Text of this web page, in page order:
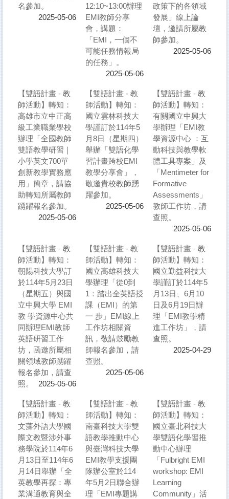
名參加。
2025-05-06
12:10~13:00辦理
EMI教師分享
會，講題：
「EMI，一個不
可能任務情報局
的任務」。
2025-05-06
政策下的各領域
發展」線上論
壇，邀請所屬教
師參加。
2025-05-06
【雙語計畫 - 教
師活動】轉知：
高雄市立中正高
級工業職業學校
辦理「全國教師
雙語教學研習｜
小學英文700單
創新教學實務應
用」簡章，請協
助轉知所屬教師
踴躍報名參加。
2025-05-06
【雙語計畫 - 教
師活動】轉知：
國立雲林科技大
學謹訂於114年5
月8日（星期四）
舉辦「雙語化學
習計畫跨校EMI
教學分享會」，
敬邀貴校教師踴
躍參加。
2025-05-06
【雙語計畫 - 教
師活動】轉知：
有關國立中興大
學辦理「EMI教
學資源中心 ：互
動科技與教學軟
體工具專案」及
「Mentimeter for
Formative
Assessments」
教師工作坊，請
查照。
2025-05-06
【雙語計畫 - 教
師活動】轉知：
朝陽科技大學訂
於114年5月23日
（星期五）與國
立中興大學 EMI
教 學資源中心共
同辦理EMI教師
英語研習工作
坊，函邀所屬相
關領域教師踴躍
報名參加，請查
照。
2025-05-06
【雙語計畫 - 教
師活動】轉知：
國立高雄科技大
學辦理「從0到
1：踏出全英語授
課（EMI）的第
一 步」EMI線上
工作坊相關資
訊，敬請鼓勵教
師報名參加，請
查照。
2025-05-06
【雙語計畫 - 教
師活動】轉知：
國立勤益科技大
學謹訂於114年5
月13日、6月10
日及6月19日辦
理「EMI教學精
進工作坊」，請
查照。
2025-04-29
【雙語計畫 - 教
師活動】轉知：
文藻外語大學國
際文教暨涉外事
務學院於114年6
月13日至114年6
月14日舉辦「全
英教學再探：專
業溝通教育與全
【雙語計畫 - 教
師活動】轉知：
南臺科技大學雙
語教學推動中心
與臺灣科技大學
EMI教學支援團
隊辦公室於114
年5月2日聯合辦
理「EMI專題講
【雙語計畫 - 教
師活動】轉知：
國立臺北科技大
學雙語化學習推
動中心辦理
「Fulbright EMI
workshop: EMI
Learning
Community」活